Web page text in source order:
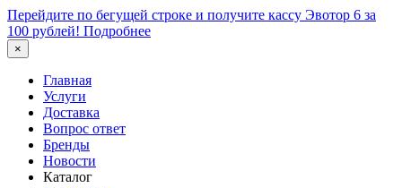
Перейдите по бегущей строке и получите кассу Эвотор 6 за
100 рублей! Подробнее
×
Главная
Услуги
Доставка
Вопрос ответ
Бренды
Новости
Каталог